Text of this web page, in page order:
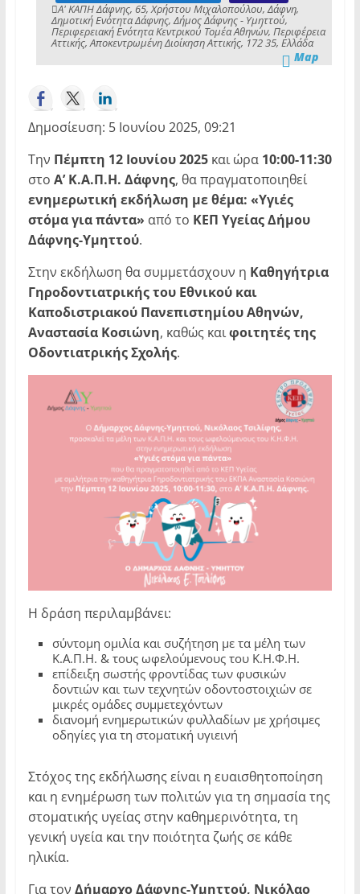
Α' ΚΑΠΗ Δάφνης, 65, Χρήστου Μιχαλοπούλου, Δάφνη,
Δημοτική Ενότητα Δάφνης, Δήμος Δάφνης - Υμηττού,
Περιφερειακή Ενότητα Κεντρικού Τομέα Αθηνών, Περιφέρεια
Αττικής, Αποκεντρωμένη Διοίκηση Αττικής, 172 35, Ελλάδα
Map
Δημοσίευση: 5 Ιουνίου 2025, 09:21
Την Πέμπτη 12 Ιουνίου 2025 και ώρα10:00-11:30
στο Α’ Κ.Α.Π.Η. Δάφνης, θα πραγματοποιηθεί
ενημερωτική εκδήλωση με θέμα: «Υγιές
στόμα για πάντα» από το ΚΕΠ Υγείας Δήμου
Δάφνης-Υμηττού.
Στην εκδήλωση θα συμμετάσχουν η Καθηγήτρια
Γηροδοντιατρικής του Εθνικού και
Καποδιστριακού Πανεπιστημίου Αθηνών,
Αναστασία Κοσιώνη, καθώς καιφοιτητές της
Οδοντιατρικής Σχολής.
Η δράση περιλαμβάνει:
σύντομη ομιλία και συζήτηση με τα μέλη των
Κ.Α.Π.Η. & τους ωφελούμενους του Κ.Η.Φ.Η.
επίδειξη σωστής φροντίδας των φυσικών
δοντιών και των τεχνητών οδοντοστοιχιών σε
μικρές ομάδες συμμετεχόντων
διανομή ενημερωτικών φυλλαδίων με χρήσιμες
οδηγίες για τη στοματική υγιεινή
Στόχος της εκδήλωσης είναι η ευαισθητοποίηση
και η ενημέρωση των πολιτών για τη σημασία της
στοματικής υγείας στην καθημερινότητα, τη
γενική υγεία και την ποιότητα ζωής σε κάθε
ηλικία.
Για τον Δήμαρχο Δάφνης-Υμηττού, Νικόλαο